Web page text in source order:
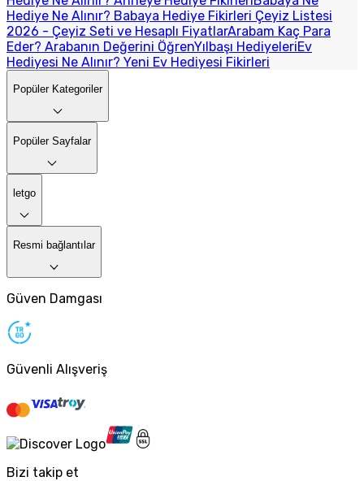
Hediye Ne Alınır? Babaya Hediye Fikirleri Çeyiz Listesi
2026 - Çeyiz Seti ve Hesaplı FiyatlarArabam Kaç Para
Eder? Arabanın Değerini ÖğrenYılbaşı HediyeleriEv
Hediyesi Ne Alınır? Yeni Ev Hediyesi Fikirleri
Popüler Kategoriler
Popüler Sayfalar
letgo
Resmi bağlantılar
Güven Damgası
Güvenli Alışveriş
Bizi takip et